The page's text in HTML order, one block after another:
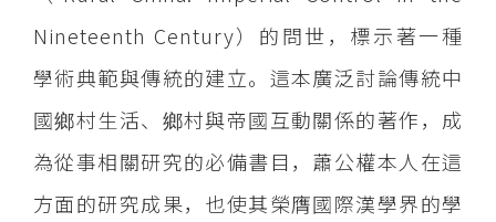
Nineteenth Century）的問世，標示著一種
學術典範與傳統的建立。這本廣泛討論傳統中
國鄉村生活、鄉村與帝國互動關係的著作，成
為從事相關研究的必備書目，蕭公權本人在這
方面的研究成果，也使其榮膺國際漢學界的學